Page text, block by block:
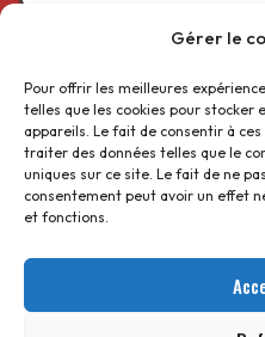
Gérer le
Pour offrir les meilleures
telles que les cookies pour stocker
appareils. Le fait de consentir à
traiter des données telles que le
uniques sur ce site. Le fait de ne
consentement peut avoir un effet
et fonctions.
Suivez-nous